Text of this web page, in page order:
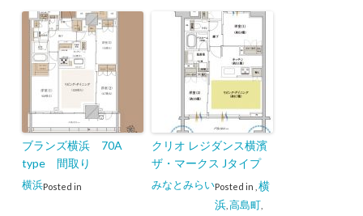
ブランズ横浜 70A
type 間取り
Posted in
横浜
クリオ レジダンス横濱
ザ・マークス Jタイプ
Posted in
みなとみらい
横
浜, 高島町